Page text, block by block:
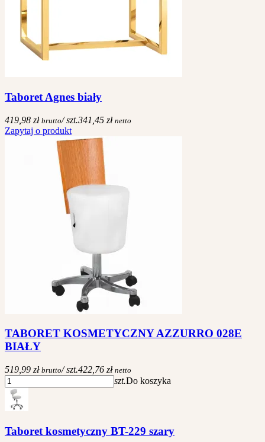
Taboret Agnes biały
419,98 zł brutto/ szt.341,45 zł netto
Zapytaj o produkt
TABORET KOSMETYCZNY AZZURRO 028E
BIAŁY
519,99 zł brutto/ szt.422,76 zł netto
szt.Do koszyka
Taboret kosmetyczny BT-229 szary